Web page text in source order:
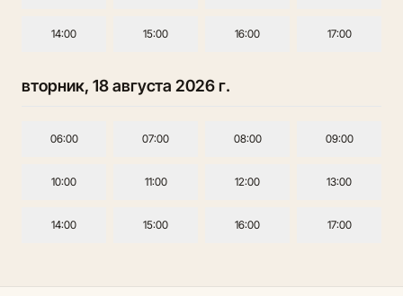
14:00 15:00 16:00 17:00
вторник, 18 августа 2026 г.
06:00 07:00 08:00 09:00
10:00 11:00 12:00 13:00
14:00 15:00 16:00 17:00